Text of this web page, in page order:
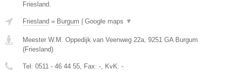
Friesland.
Friesland » Burgum Google maps ▼
Meester W.M. Oppedijk van Veenweg 22a, 9251 GA Burgum
(Friesland)
Tel: 0511 - 46 44 55, Fax: -, KvK: -